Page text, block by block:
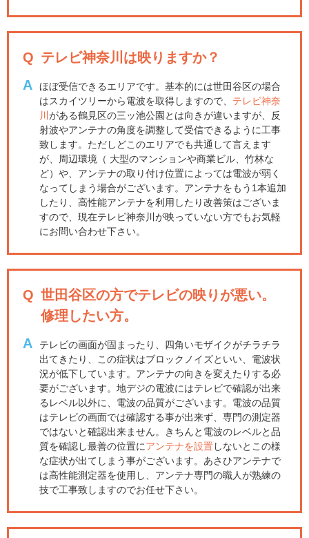
Q テレビ神奈川は映りますか？
A
ほぼ受信できるエリアです。基本的には世田谷区の場合
はスカイツリーから電波を取得しますので、 テレビ神奈
川 がある鶴見区の三ッ池公園とは向きが違いますが、反
射波やアンテナの角度を調整して受信できるように工事
致します。ただしどこのエリアでも共通して言えます
が、周辺環境（ 大型のマンションや商業ビル、竹林な
ど）や、アンテナの取り付け位置によっては電波が弱く
なってしまう場合がございます。アンテナをもう1本追加
したり、高性能アンテナを利用したり改善策はございま
すので、現在テレビ神奈川が映っていない方でもお気軽
にお問い合わせ下さい。
Q 世田谷区の方でテレビの映りが悪い。
修理したい方。
A
テレビの画面が固まったり、四角いモザイクがチラチラ
出てきたり、この症状はブロックノイズといい、電波状
況が低下しています。アンテナの向きを変えたりする必
要がございます。地デジの電波にはテレビで確認が出来
るレベル以外に、電波の品質がございます。電波の品質
はテレビの画面では確認する事が出来ず、専門の測定器
ではないと確認出来ません。きちんと電波のレベルと品
質を確認し最善の位置にアンテナを設置しないとこの様
な症状が出てしまう事がございます。あさひアンテナで
は高性能測定器を使用し、アンテナ専門の職人が熟練の
技で工事致しますのでお任せ下さい。